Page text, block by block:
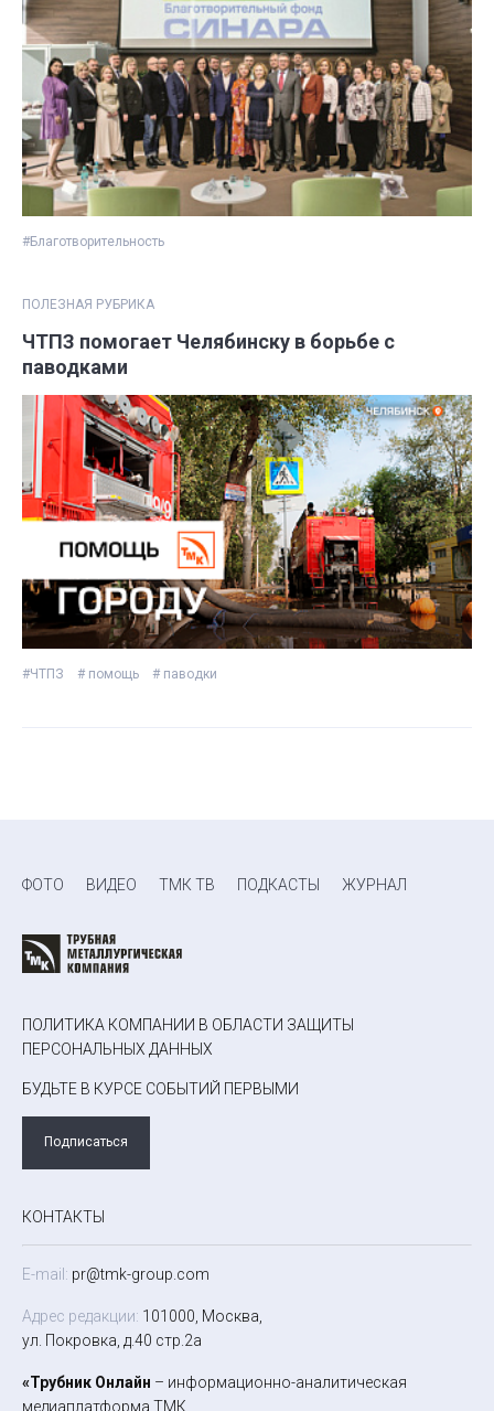
#Благотворительность
ПОЛЕЗНАЯ РУБРИКА
ЧТПЗ помогает Челябинску в борьбе с
паводками
#ЧТПЗ # помощь # паводки
ФОТО ВИДЕО ТМК ТВ ПОДКАСТЫ ЖУРНАЛ
ПОЛИТИКА КОМПАНИИ В ОБЛАСТИ ЗАЩИТЫ
ПЕРСОНАЛЬНЫХ ДАННЫХ
БУДЬТЕ В КУРСЕ СОБЫТИЙ ПЕРВЫМИ
Подписаться
КОНТАКТЫ
E-mail: pr@tmk-group.com
Адрес редакции: 101000, Москва,
ул. Покровка, д.40 стр.2а
«Трубник Онлайн – информационно-аналитическая
медиаплатформа ТМК